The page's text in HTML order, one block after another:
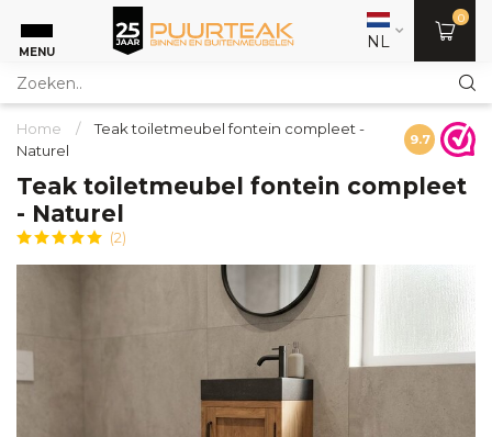
MENU NL
0
Home /
Teak toiletmeubel fontein compleet -
Naturel
9.7
Teak toiletmeubel fontein compleet
- Naturel
(2)